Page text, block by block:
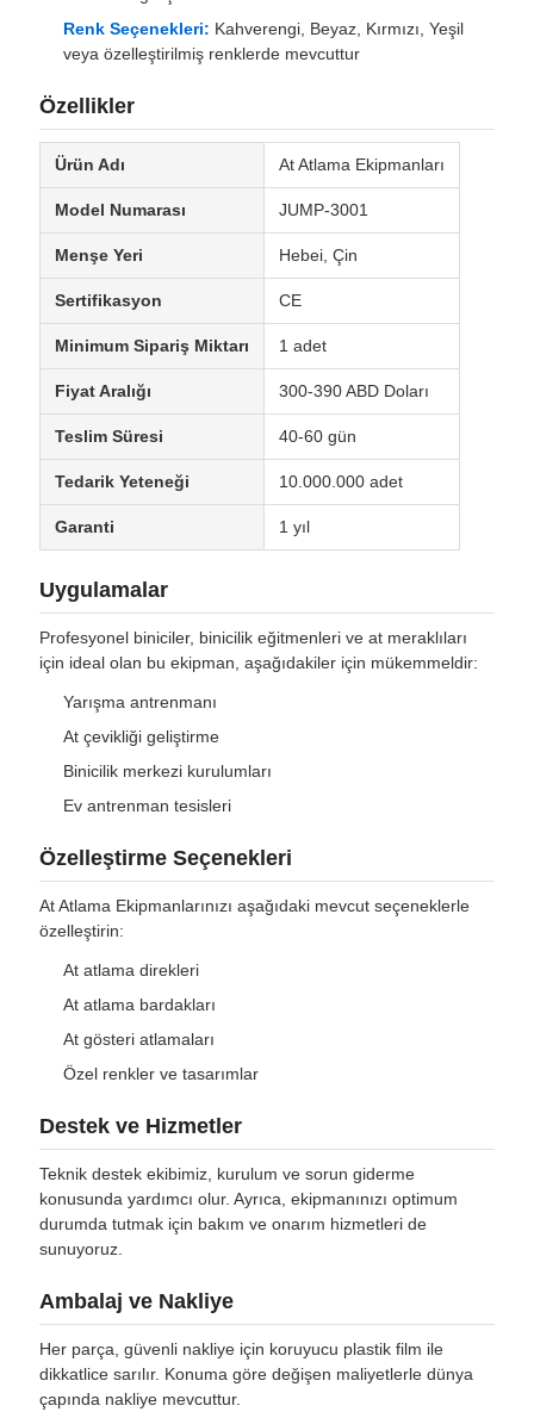
Renk Seçenekleri: Kahverengi, Beyaz, Kırmızı, Yeşil
veya özelleştirilmiş renklerde mevcuttur
Özellikler
Ürün Adı At Atlama Ekipmanları
Model Numarası JUMP-3001
Menşe Yeri Hebei, Çin
Sertifikasyon CE
Minimum Sipariş Miktarı 1 adet
Fiyat Aralığı 300-390 ABD Doları
Teslim Süresi 40-60 gün
Tedarik Yeteneği 10.000.000 adet
Garanti 1 yıl
Uygulamalar
Profesyonel biniciler, binicilik eğitmenleri ve at meraklıları
için ideal olan bu ekipman, aşağıdakiler için mükemmeldir:
Yarışma antrenmanı
At çevikliği geliştirme
Binicilik merkezi kurulumları
Ev antrenman tesisleri
Özelleştirme Seçenekleri
At Atlama Ekipmanlarınızı aşağıdaki mevcut seçeneklerle
özelleştirin:
At atlama direkleri
At atlama bardakları
At gösteri atlamaları
Özel renkler ve tasarımlar
Destek ve Hizmetler
Teknik destek ekibimiz, kurulum ve sorun giderme
konusunda yardımcı olur. Ayrıca, ekipmanınızı optimum
durumda tutmak için bakım ve onarım hizmetleri de
sunuyoruz.
Ambalaj ve Nakliye
Her parça, güvenli nakliye için koruyucu plastik film ile
dikkatlice sarılır. Konuma göre değişen maliyetlerle dünya
çapında nakliye mevcuttur.